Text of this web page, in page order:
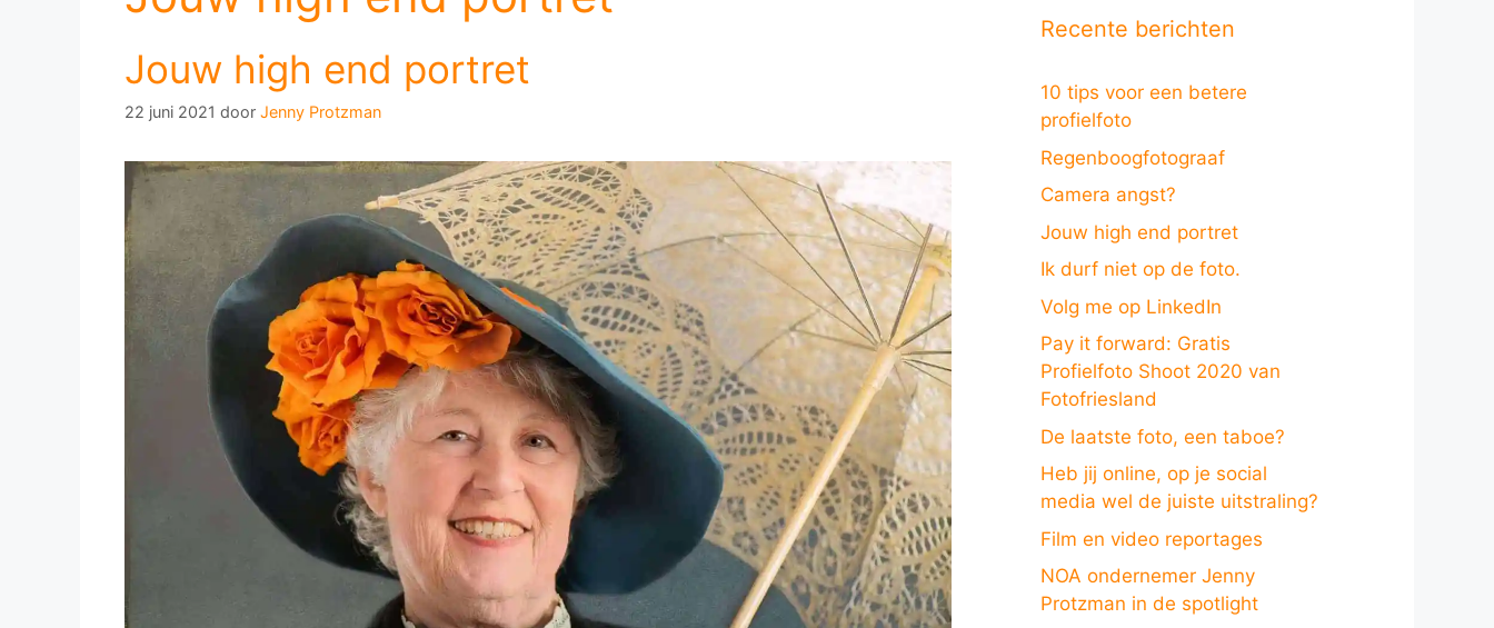
Jouw high end portret
22 juni 2021 door Jenny Protzman
Recente berichten
10 tips voor een betere
profielfoto
Regenboogfotograaf
Camera angst?
Jouw high end portret
Ik durf niet op de foto.
Volg me op LinkedIn
Pay it forward: Gratis
Profielfoto Shoot 2020 van
Fotofriesland
De laatste foto, een taboe?
Heb jij online, op je social
media wel de juiste uitstraling?
Film en video reportages
NOA ondernemer Jenny
Protzman in de spotlight